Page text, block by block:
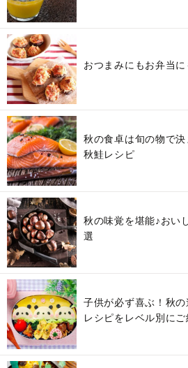
おつまみにもお弁当
秋の食卓は旬の物で
秋鮭レシピ
秋の味覚を堪能♪おい
選
子供が必ず喜ぶ！秋
レシピをレベル別にご